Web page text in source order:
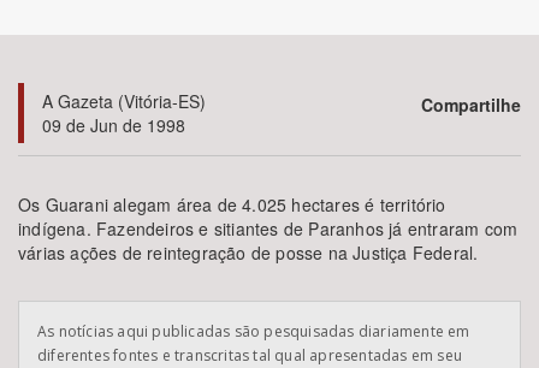
Área de Levantamento
BUSCAR
A Gazeta (Vitória-ES)
09 de Jun de 1998
Compartilhe
Os Guarani alegam área de 4.025 hectares é território
indígena. Fazendeiros e sitiantes de Paranhos já entraram com
várias ações de reintegração de posse na Justiça Federal.
As notícias aqui publicadas são pesquisadas diariamente em
diferentes fontes e transcritas tal qual apresentadas em seu